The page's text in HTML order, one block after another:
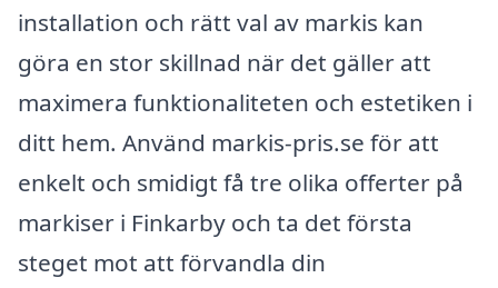
installation och rätt val av markis kan
göra en stor skillnad när det gäller att
maximera funktionaliteten och estetiken i
ditt hem. Använd markis-pris.se för att
enkelt och smidigt få tre olika offerter på
markiser i Finkarby och ta det första
steget mot att förvandla din